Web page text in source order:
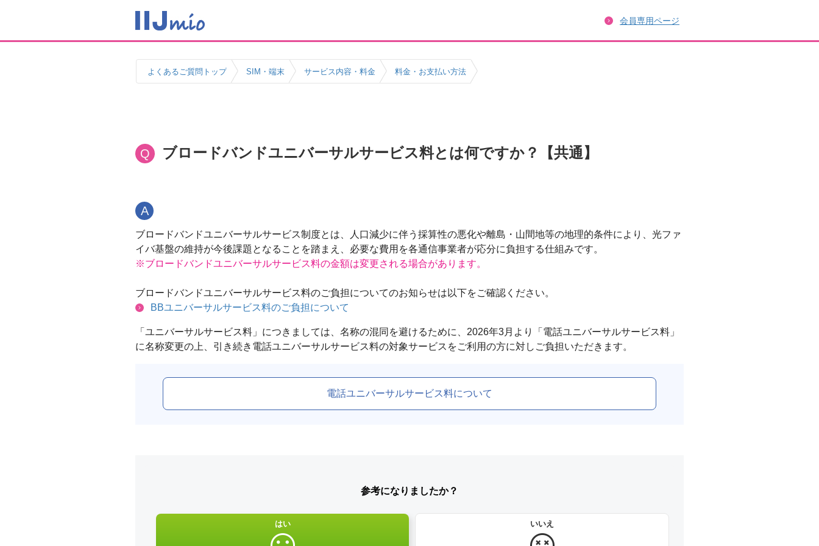
会員専用ページ
よくあるご質問トップ SIM・端末 サービス内容・料金 料金・お支払い方法
Q ブロードバンドユニバーサルサービス料とは何ですか？【共通】
A
ブロードバンドユニバーサルサービス制度とは、人口減少に伴う採算性の悪化や離島・山間地等の地理的条件により、光ファ
イバ基盤の維持が今後課題となることを踏まえ、必要な費用を各通信事業者が応分に負担する仕組みです。
※ブロードバンドユニバーサルサービス料の金額は変更される場合があります。
ブロードバンドユニバーサルサービス料のご負担についてのお知らせは以下をご確認ください。
BBユニバーサルサービス料のご負担について
「ユニバーサルサービス料」につきましては、名称の混同を避けるために、2026年3月より「電話ユニバーサルサービス料」
電話ユニバーサルサービス料について
参考になりましたか？
はい いいえ